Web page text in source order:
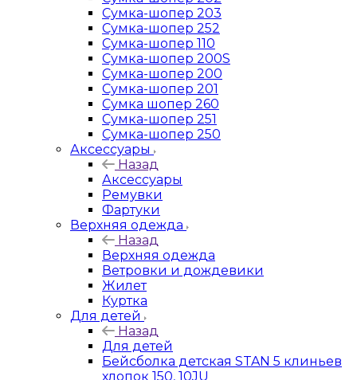
Сумка-шопер 203
Сумка-шопер 252
Сумка-шопер 110
Сумка-шопер 200S
Сумка-шопер 200
Сумка-шопер 201
Сумка шопер 260
Сумка-шопер 251
Сумка-шопер 250
Аксессуары
Назад
Аксессуары
Ремувки
Фартуки
Верхняя одежда
Назад
Верхняя одежда
Ветровки и дождевики
Жилет
Куртка
Для детей
Назад
Для детей
Бейсболка детская STAN 5 клиньев
хлопок 150, 10JU